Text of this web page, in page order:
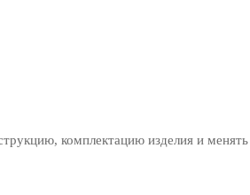
комплектацию изделия и менять